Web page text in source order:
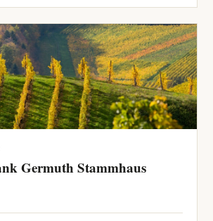
Germuth Stammhaus